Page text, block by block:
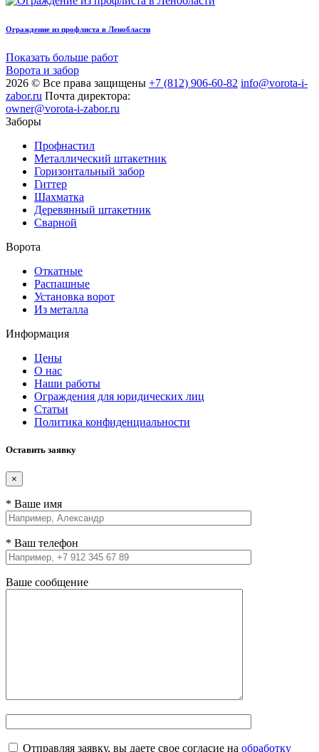
Ограждение из профлиста в Ленобласти
Показать больше работ
Ворота и забор
2026 © Все права защищены +7 (812) 906-60-82 info@vorota-i-
zabor.ru Почта директора:
owner@vorota-i-zabor.ru
Заборы
Профнастил
Металлический штакетник
Горизонтальный забор
Гиттер
Шахматка
Деревянный штакетник
Сварной
Ворота
Откатные
Распашные
Установка ворот
Из металла
Информация
Цены
О нас
Наши работы
Ограждения для юридических лиц
Статьи
Политика конфиденциальности
Оставить заявку
×
* Ваше имя
* Ваш телефон
Ваше сообщение
Отправляя заявку, вы даете свое согласие на обработку